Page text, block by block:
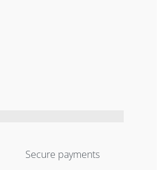
Secure payments